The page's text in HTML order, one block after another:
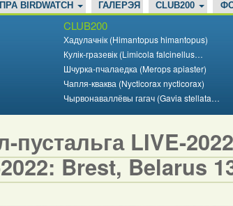
ПРА BIRDWATCH ГАЛЕРЭЯ CLUB200
CLUB200
Хадулачнік (Himantopus himantopus)
Кулік-гразевік (Limicola falcinellus…
Шчурка-пчалаедка (Merops apiaster)
Чапля-кваква (Nycticorax nycticorax)
Чырвонаваллёвы гагач (Gavia stellata…
пустальга LIVE-
Brest, Belarus